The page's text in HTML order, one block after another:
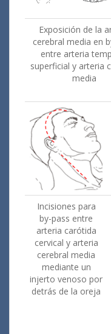
Exposición de la
cerebral media en
entre arteria
superficial y arteria
media
Incisiones para
by-pass entre
arteria carótida
cervical y arteria
cerebral media
mediante un
injerto venoso por
detrás de la oreja